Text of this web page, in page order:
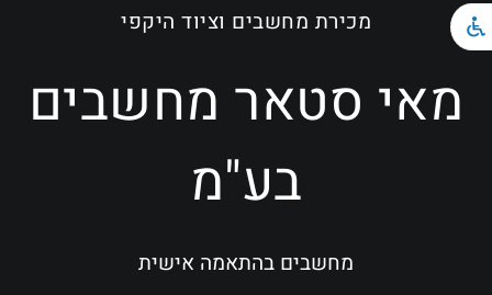
מחשבים ניידים
ציוד הקפי
מכירת מחשבים וציוד היקפי
מאי סטאר מחשבים
בע"מ
מחשבים בהתאמה אישית